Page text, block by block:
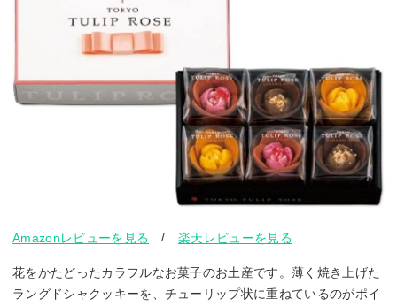
Amazonレビューを見る /楽天レビューを見る
花をかたどったカラフルなお菓子のお土産です。薄く焼き上げた
ラングドシャクッキーを、チューリップ状に重ねているのがポイ